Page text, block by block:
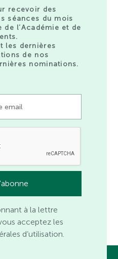
recevoir des
séances du mois
l’Académie et de
les dernières
de nos
nominations.
à la lettre
acceptez les
d’utilisation.